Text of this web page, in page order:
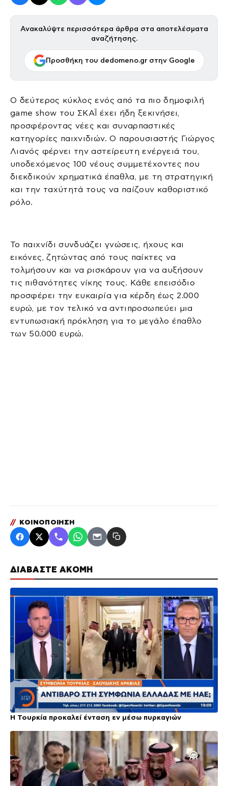
ΔΙΑΒΑΣΤΕ ΑΚΟΜΗ
Η Τουρκία προκαλεί ένταση εν μέσω πυρκαγιών
Ανακαλύψτε περισσότερα άρθρα στα αποτελέσματα
αναζήτησης.
Προσθήκη του dedomeno.gr στην Google
Ο δεύτερος κύκλος ενός από τα πιο δημοφιλή
game show του ΣΚΑΪ έχει ήδη ξεκινήσει,
προσφέροντας νέες και συναρπαστικές
κατηγορίες παιχνιδιών. Ο παρουσιαστής Γιώργος
Λιανός φέρνει την αστείρευτη ενέργειά του,
υποδεχόμενος 100 νέους συμμετέχοντες που
διεκδικούν χρηματικά έπαθλα, με τη στρατηγική
και την ταχύτητά τους να παίζουν καθοριστικό
ρόλο.
Το παιχνίδι συνδυάζει γνώσεις, ήχους και
εικόνες, ζητώντας από τους παίκτες να
τολμήσουν και να ρισκάρουν για να αυξήσουν
τις πιθανότητες νίκης τους. Κάθε επεισόδιο
προσφέρει την ευκαιρία για κέρδη έως 2.000
ευρώ, με τον τελικό να αντιπροσωπεύει μια
εντυπωσιακή πρόκληση για το μεγάλο έπαθλο
των 50.000 ευρώ.
// ΚΟΙΝΟΠΟΙΗΣΗ